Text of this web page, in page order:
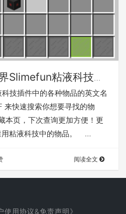
Slimefun粘液科技物
全查询
技插件中的各种物品的英文名
来快速搜索你想要寻找的物
本页，下次查询更加方便！更
用粘液科技中的物品。 …
阅读全文
使用协议&免责声明》